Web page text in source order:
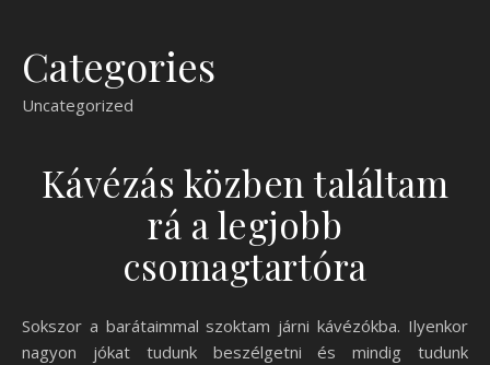
Categories
Uncategorized
Kávézás közben találtam
rá a legjobb
csomagtartóra
Sokszor a barátaimmal szoktam járni kávézókba. Ilyenkor
nagyon jókat tudunk beszélgetni és mindig tudunk